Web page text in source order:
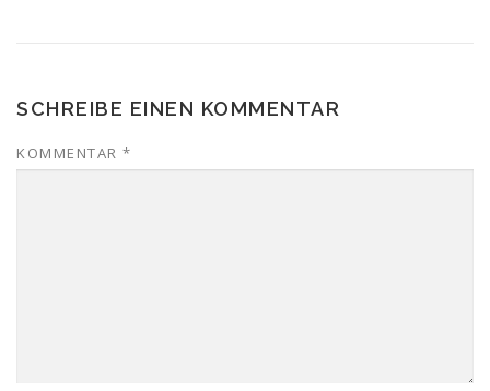
SCHREIBE EINEN KOMMENTAR
KOMMENTAR *